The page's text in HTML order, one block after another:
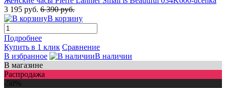
3 195 руб. 6 390 руб.
В корзину
Подробнее
Купить в 1 клик Сравнение
В избранное
В наличии
В магазине
Распродажа
-50%